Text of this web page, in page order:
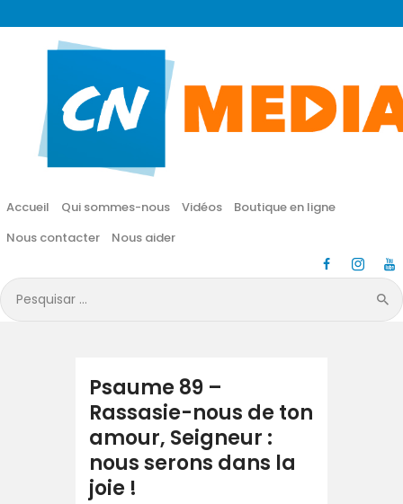
Accueil Qui sommes-nous Vidéos
Boutique en ligne
Nous contacter
Nous aider
Pesquisar
por:
CN MÉDIA
Une vie nouvelle en JESUS !
Accueil
Vidéos
Boutique en ligne
Nous aider
Psaume 89 –
Rassasie-nous de ton
amour, Seigneur :
nous serons dans la
joie !